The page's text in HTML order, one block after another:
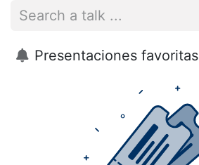
Presentaciones favoritas